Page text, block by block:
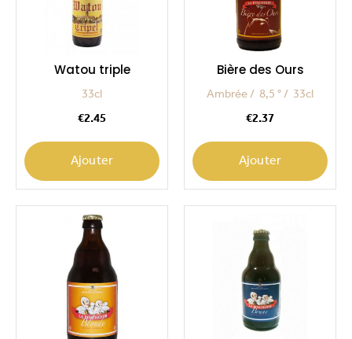
Watou triple
33cl
€2.45
Ajouter
Bière des Ours
Ambrée 8,5 ° 33cl
€2.37
Ajouter